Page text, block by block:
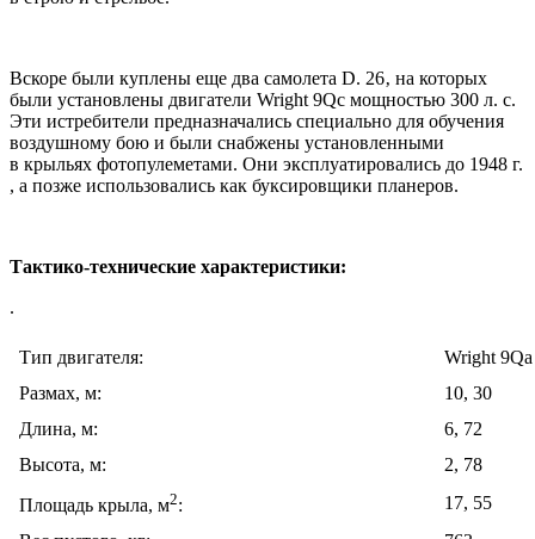
Вскоре были куплены еще два самолета D. 26‚ на которых
были установлены двигатели Wright 9Qc мощностью 300 л. с.
Эти истребители предназначались специально для обучения
воздушному бою и были снабжены установленными
в крыльях фотопулеметами. Они эксплуатировались до 1948 г.
, а позже использовались как буксировщики планеров.
Тактико-технические характеристики:
.
Тип двигателя:
Wright 9Qa
Размах, м:
10, 30
Длина, м:
6, 72
Высота, м:
2, 78
Площадь крыла, м2:
17, 55